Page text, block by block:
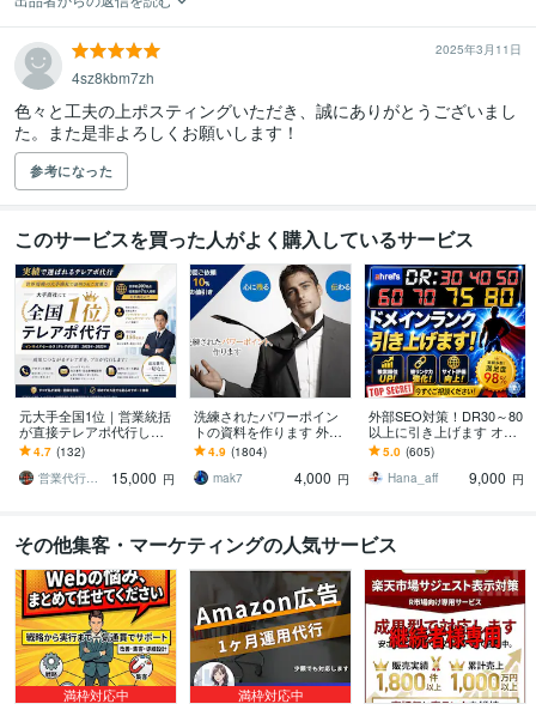
2025年3月11日
4sz8kbm7zh
色々と工夫の上ポスティングいただき、誠にありがとうございまし
た。また是非よろしくお願いします！
参考になった
このサービスを買った人がよく購入しているサービス
元大手全国1位｜営業統括
が直接テレアポ代行しま
す IS代行実績150社超え！
高品質・高実績で追加費
用一切不要！
4.7 (132)
営業代行・SNSのプロ 〜コアタクト〜
15,000 円
洗練されたパワーポイン
トの資料を作ります 外資
系企業のビジネスのプロ
が差がつくパワーポイン
トをご提供！
4.9 (1804)
mak7
4,000 円
外部SEO対策！DR30～80
以上に引き上げます オプ
ションでDR40,DR50,DR6
0,DR70以上も可能
5.0 (605)
Hana_aff
9,000 円
その他集客・マーケティングの人気サービス
満枠対応中
満枠対応中